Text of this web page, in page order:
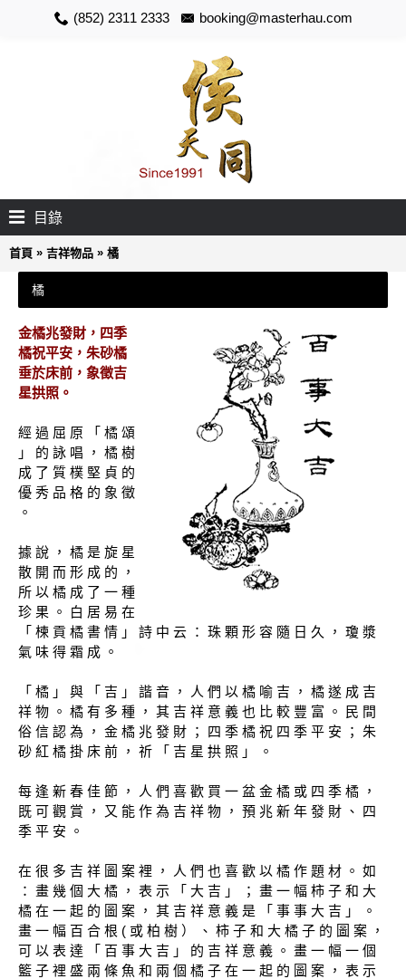
(852) 2311 2333 booking@masterhau.com
目錄
首頁 » 吉祥物品 » 橘
橘
金橘兆發財，四季
橘祝平安，朱砂橘
垂於床前，象徵吉
星拱照。
經 過 屈 原 「 橘 頌
」 的 詠 唱 ， 橘 樹
成 了 質 樸 堅 貞 的
優 秀 品 格 的 象 徵
。
據 說 ， 橘 是 旋 星
散 開 而 形 成 的 ，
所 以 橘 成 了 一 種
珍 果 。 白 居 易 在
「 楝 貢 橘 書 情 」 詩 中 云 ： 珠 顆 形 容 隨 日 久 ， 瓊 漿
氣 味 得 霜 成 。
「 橘 」 與 「 吉 」 諧 音 ， 人 們 以 橘 喻 吉 ， 橘 遂 成 吉
祥 物 。 橘 有 多 種 ， 其 吉 祥 意 義 也 比 較 豐 富 。 民 間
俗 信 認 為 ， 金 橘 兆 發 財 ； 四 季 橘 祝 四 季 平 安 ； 朱
砂 紅 橘 掛 床 前 ， 祈 「 吉 星 拱 照 」 。
每 逢 新 春 佳 節 ， 人 們 喜 歡 買 一 盆 金 橘 或 四 季 橘 ，
既 可 觀 賞 ， 又 能 作 為 吉 祥 物 ， 預 兆 新 年 發 財 、 四
季 平 安 。
在 很 多 吉 祥 圖 案 裡 ， 人 們 也 喜 歡 以 橘 作 題 材 。 如
： 畫 幾 個 大 橘 ， 表 示 「 大 吉 」 ； 畫 一 幅 柿 子 和 大
橘 在 一 起 的 圖 案 ， 其 吉 祥 意 義 是 「 事 事 大 吉 」 。
畫 一 幅 百 合 根 ( 或 柏 樹 ） 、 柿 子 和 大 橘 子 的 圖 案 ，
可 以 表 達 「 百 事 大 吉 」 的 吉 祥 意 義 。 畫 一 幅 一 個
籃 子 裡 盛 兩 條 魚 和 兩 個 橘 子 在 一 起 的 圖 案 ， 表 示